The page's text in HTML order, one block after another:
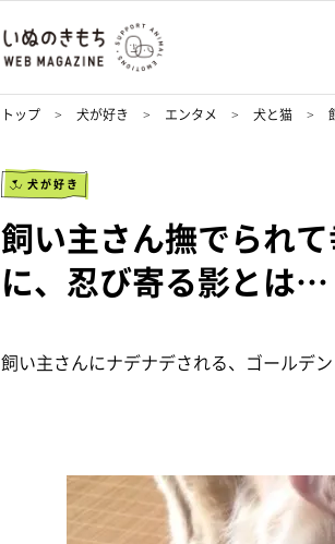
トップ 犬が好き エンタメ 犬と猫
犬が好き
飼い主さん撫でられ
に、忍び寄る影とは…
飼い主さんにナデナデされる、ゴールデ